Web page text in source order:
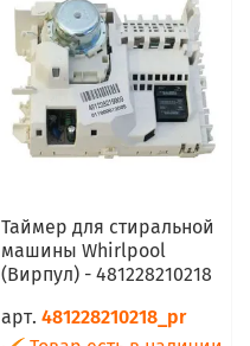
Таймер для стиральной
машины Whirlpool
(Вирпул) - 481228210218
арт. 481228210218_pr